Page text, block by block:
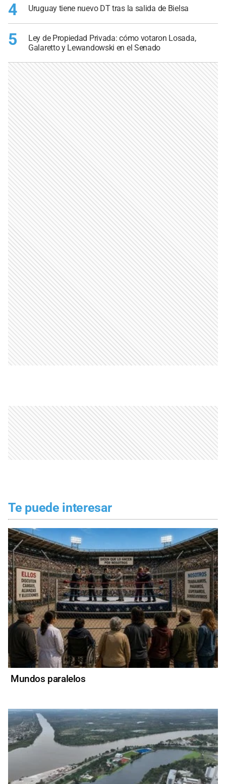
4 Uruguay tiene nuevo DT tras la salida de Bielsa
5
Ley de Propiedad Privada: cómo votaron Losada,
Galaretto y Lewandowski en el Senado
Te puede interesar
Mundos paralelos